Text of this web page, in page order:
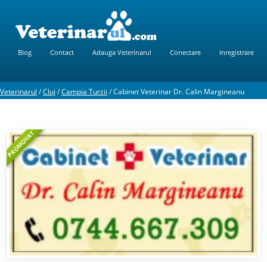
Blog Contact Adauga Veterinarul Conectare Inregistrare
Veterinarul /Cluj /Campia Turzii /Cabinet Veterinar Dr. Calin Margineanu
PROMOVAT